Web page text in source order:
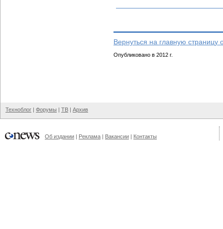
Вернуться на главную страницу
Опубликовано в 2012 г.
Техноблог | Форумы | ТВ | Архив
Об издании | Реклама | Вакансии | Контакты